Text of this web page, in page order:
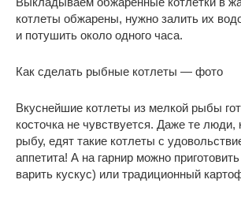
котлеты обжарены, нужно залить их
и потушить около одного часа.
Как сделать рыбные котлеты — фото
Вкуснейшие котлеты из мелкой рыбы
косточка не чувствуется. Даже те
рыбу, едят такие котлеты с
аппетита! А на гарнир можно
варить кускус) или традиционный